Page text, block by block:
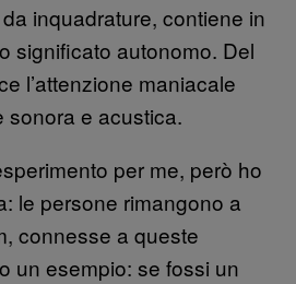
inquadrature, contiene in
significato autonomo. Del
l’attenzione maniacale
sonora e acustica.
per me, però ho
le persone rimangono a
connesse a queste
un esempio: se fossi un